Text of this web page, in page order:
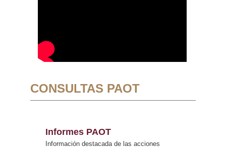
CONSULTAS PAOT
Informes PAOT
Información destacada de las acciones